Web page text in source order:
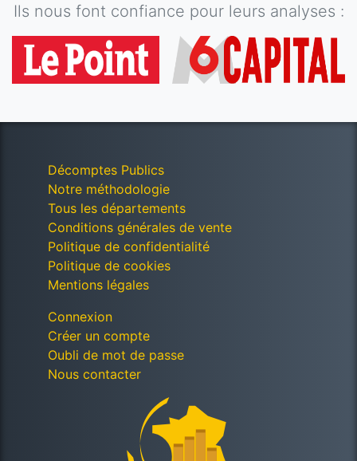
Ils nous font confiance pour leurs analyses :
Décomptes Publics
Notre méthodologie
Tous les départements
Conditions générales de vente
Politique de confidentialité
Politique de cookies
Mentions légales
Connexion
Créer un compte
Oubli de mot de passe
Nous contacter